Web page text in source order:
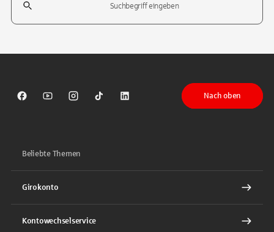
Sparkasse auf Facebook
Sparkasse auf Youtube
Sparkasse auf Instagram
Sparkasse auf TikTok
Sparkasse auf LinkedIn
Nach oben
Beliebte Themen
Girokonto
Kontowechselservice